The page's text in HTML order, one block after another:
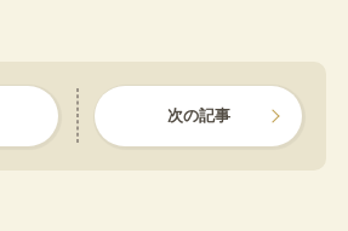
次の記事